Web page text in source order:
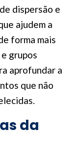
dispersão e
ajudem a
forma mais
grupos
aprofundar a
que não
da